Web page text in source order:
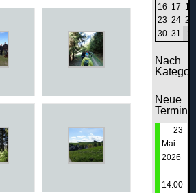
16 17 18
23 24 25
30 31 1
Nach
Neue
Termine
23
Mai
2026
14:00